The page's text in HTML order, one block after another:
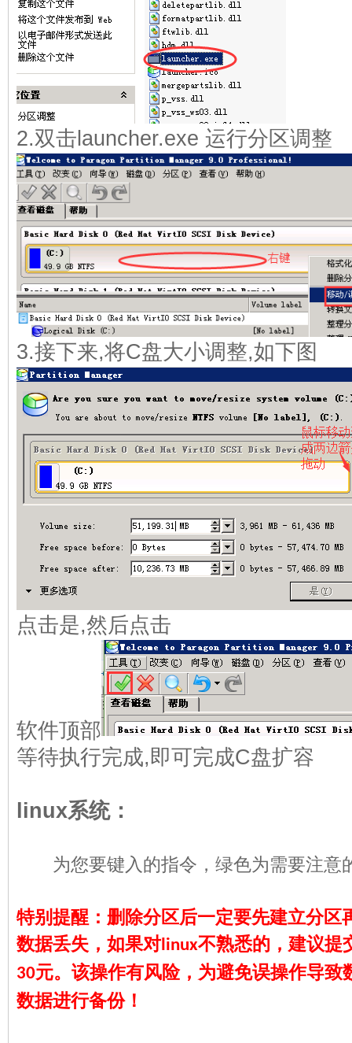
2.双击launcher.exe 运行分区调整
3.接下来,将C盘大小调整,如下图
点击是,然后点击
软件顶部
等待执行完成,即可完成C盘扩容
linux系统：
为您要键入的指令， 绿色为需要注意
特别提醒：删除分区后一定要先建立分区
数据丢失，如果对linux不熟悉的，建议提
30元。 该操作有风险，为避免误操作导
数据进行备份！